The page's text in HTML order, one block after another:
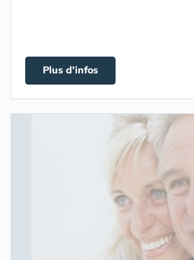
Plus d'infos